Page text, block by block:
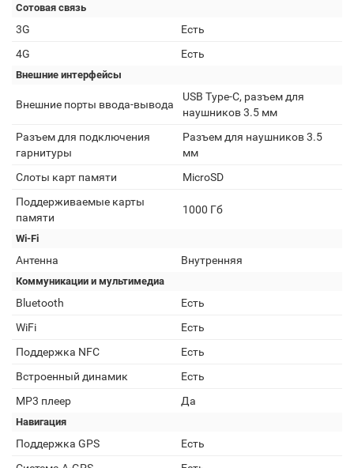
Сотовая связь
3G
Есть
4G
Есть
Внешние интерфейсы
Внешние порты ввода-вывода
USB Type-C, разъем для
наушников 3.5 мм
Разъем для подключения
гарнитуры
Разъем для наушников 3.5
мм
Слоты карт памяти
MicroSD
Поддерживаемые карты
памяти
1000 Гб
Wi-Fi
Антенна Внутренняя
Коммуникации и мультимедиа
Bluetooth
Есть
WiFi
Есть
Поддержка NFC
Есть
Встроенный динамик
Есть
MP3 плеер
Да
Навигация
Поддержка GPS
Есть